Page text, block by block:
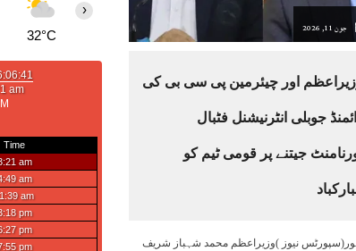
32°C 31°C 31°C 29°C
›
جون 11, 2026
اور چیئرمین پی سی بی کی
جوبلی انٹرنیشنل فٹبال
جیتنے پر قومی ٹیم کو
نیوز )وزیراعظم محمد شہباز شریف